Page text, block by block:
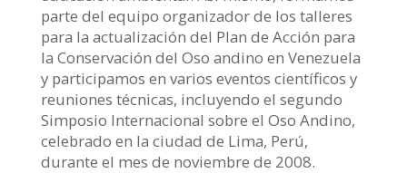
parte del equipo organizador de los talleres
para la actualización del Plan de Acción para
la Conservación del Oso andino en Venezuela
y participamos en varios eventos científicos y
reuniones técnicas, incluyendo el segundo
Simposio Internacional sobre el Oso Andino,
celebrado en la ciudad de Lima, Perú,
durante el mes de noviembre de 2008.